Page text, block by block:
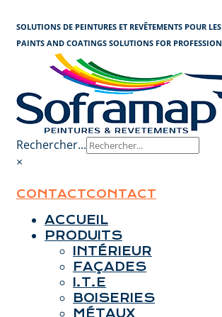
SOLUTIONS DE PEINTURES ET REVÊTEMENTS POUR
PAINTS AND COATINGS SOLUTIONS FOR
Rechercher...
×
CONTACTCONTACT
ACCUEIL
PRODUITS
INTÉRIEUR
FAÇADES
I.T.E
BOISERIES
MÉTAUX